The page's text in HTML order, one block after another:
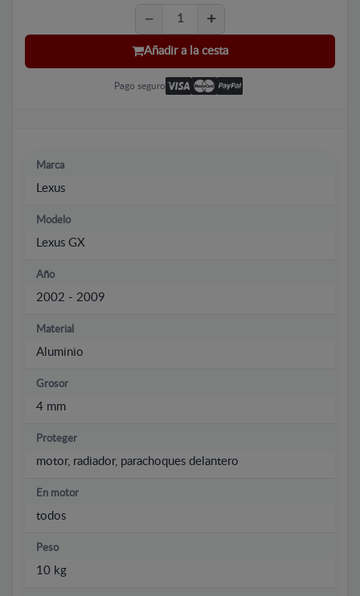
Añadir a la cesta
Pago seguro
Marca
Lexus
Modelo
Lexus GX
Año
2002 - 2009
Material
Aluminio
Grosor
4 mm
Proteger
motor, radiador, parachoques delantero
En motor
todos
Peso
10 kg